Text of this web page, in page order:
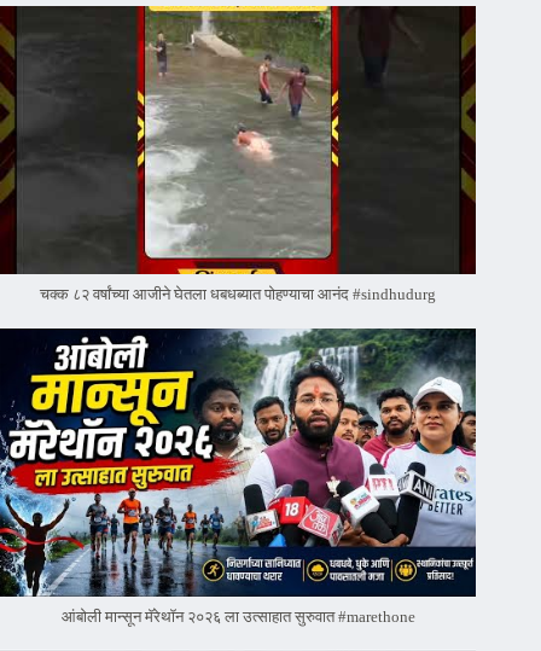
चक्क ८२ वर्षांच्या आजीने घेतला धबधब्यात पोहण्याचा आनंद #sindhudurg
आंबोली मान्सून मॅरेथॉन २०२६ ला उत्साहात सुरुवात #marethone